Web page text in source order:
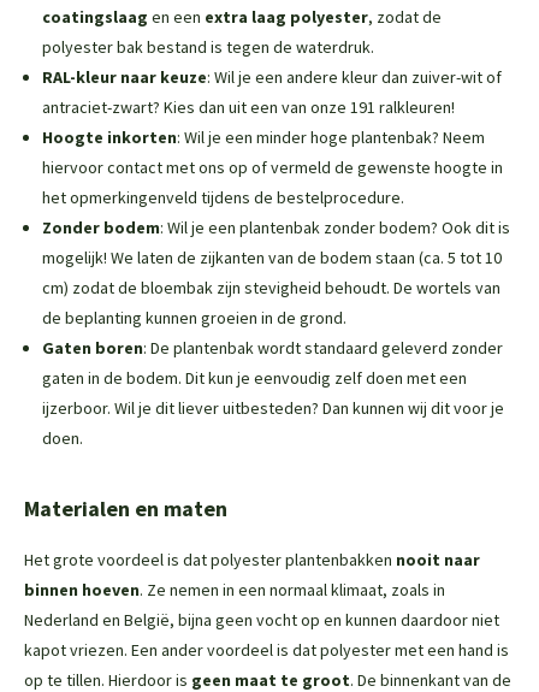
coatingslaag en een extra laag polyester, zodat de
polyester bak bestand is tegen de waterdruk.
RAL-kleur naar keuze: Wil je een andere kleur dan zuiver-wit of
antraciet-zwart? Kies dan uit een van onze 191 ralkleuren!
Hoogte inkorten: Wil je een minder hoge plantenbak? Neem
hiervoor contact met ons op of vermeld de gewenste hoogte in
het opmerkingenveld tijdens de bestelprocedure.
Zonder bodem: Wil je een plantenbak zonder bodem? Ook dit is
mogelijk! We laten de zijkanten van de bodem staan (ca. 5 tot 10
cm) zodat de bloembak zijn stevigheid behoudt. De wortels van
de beplanting kunnen groeien in de grond.
Gaten boren: De plantenbak wordt standaard geleverd zonder
gaten in de bodem. Dit kun je eenvoudig zelf doen met een
ijzerboor. Wil je dit liever uitbesteden? Dan kunnen wij dit voor je
doen.
Materialen en maten
Het grote voordeel is dat polyester plantenbakken nooit naar
binnen hoeven. Ze nemen in een normaal klimaat, zoals in
Nederland en België, bijna geen vocht op en kunnen daardoor niet
kapot vriezen. Een ander voordeel is dat polyester met een hand is
op te tillen. Hierdoor is geen maat te groot. De binnenkant van de